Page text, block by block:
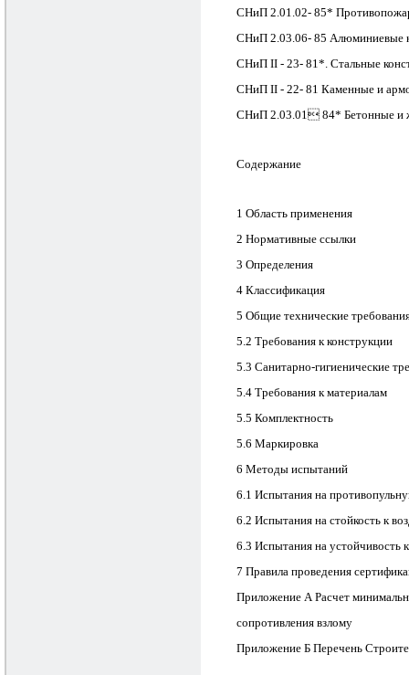
СНиП 2.01.02- 85*
СНиП 2.03.06- 85
СНиП II - 23- 81*. Стальные
СНиП II - 22- 81 Каменные и
СНиП 2.03.01 84* Бетонные и
Содержание
1 Область применения
2 Нормативные ссылки
3 Определения
4 Классификация
5 Общие технические
5.2 Требования к конструкции
5.3 Санитарно-гигиенические
5.4 Требования к материалам
5.5 Комплектность
5.6 Маркировка
6 Методы испытаний
6.1 Испытания на
6.2 Испытания на стойкость к
6.3 Испытания на устойчивость
7 Правила проведения
Приложение А Расчет
сопротивления взлому
Приложение Б Перечень